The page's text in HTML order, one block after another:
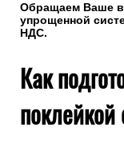
Обращаем Ваше
упрощенной
НДС.
Как
поклейкой